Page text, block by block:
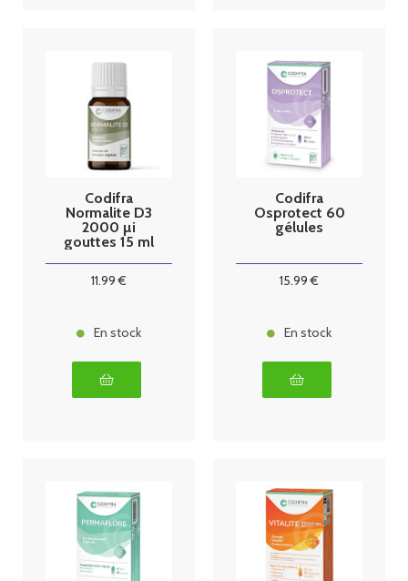
Codifra
Normalite D3
2000 µi
gouttes 15 ml
11.99 €
En stock
Codifra
Osprotect 60
gélules
15.99 €
En stock